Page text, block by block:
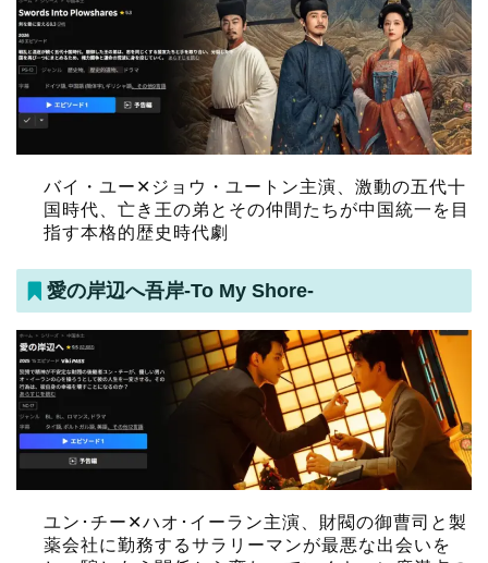
バイ・ユー✕ジョウ・ユートン主演、激動の五代十
国時代、亡き王の弟とその仲間たちが中国統一を目
指す本格的歴史時代劇
愛の岸辺へ吾岸-To My Shore-
ユン･チー✕ハオ･イーラン主演、財閥の御曹司と製
薬会社に勤務するサラリーマンが最悪な出会いを